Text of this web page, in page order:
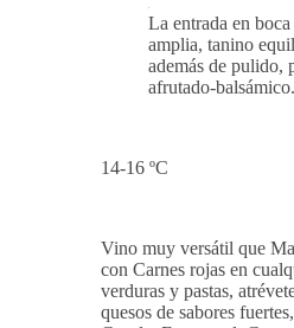
fruta negra con
equilibradas de
torrefactos y una
La entrada en boca
14-16 ºC